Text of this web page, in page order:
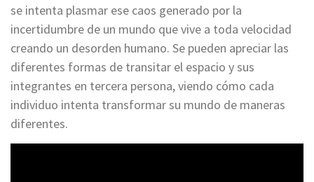
se intenta plasmar ese caos generado por la
incertidumbre de un mundo que vive a toda velocidad
creando un desorden humano. Se pueden apreciar las
diferentes formas de transitar el espacio y sus
integrantes en tercera persona, viendo cómo cada
individuo intenta transformar su mundo de maneras
diferentes.